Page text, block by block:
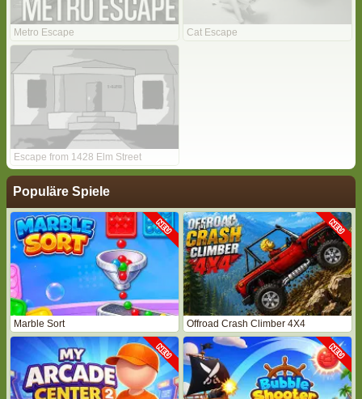
Metro Escape Cat Escape
Escape from 1428 Elm Street
Populäre Spiele
Marble Sort Offroad Crash Climber 4X4